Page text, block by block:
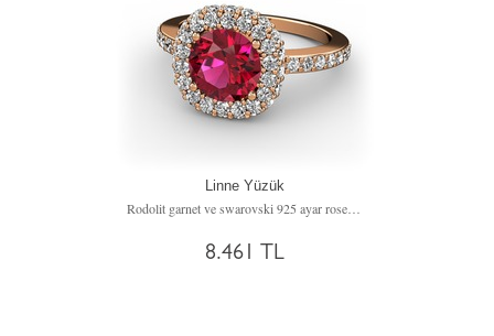
Linne Yüzük
Rodolit garnet ve swarovski 925 ayar rose altın kaplama gümüş yüzük
8.461 TL